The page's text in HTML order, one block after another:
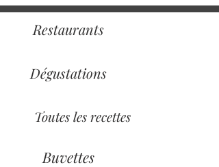
Restaurants
Dégustations
Toutes les recettes
Buvettes